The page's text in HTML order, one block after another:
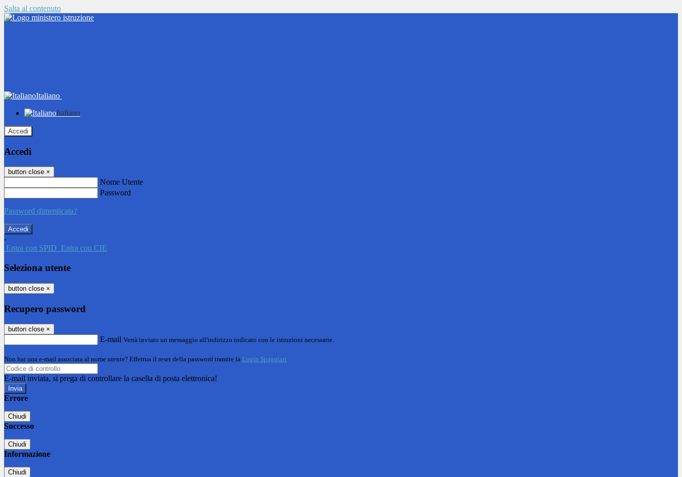
Salta al contenuto
Italiano
Italiano
Accedi
Accedi
button close ×
Nome Utente
Password
Password dimenticata?
-
Entra con SPID Entra con CIE
Seleziona utente
button close ×
Recupero password
button close ×
E-mail Verrà inviato un messaggio all'indirizzo indicato con le istruzioni necessarie.
Non hai una e-mail associata al nome utente? Effettua il reset della password tramite la Login Spaggiari
E-mail inviata, si prega di controllare la casella di posta elettronica!
Errore
Chiudi
Successo
Chiudi
Informazione
Chiudi